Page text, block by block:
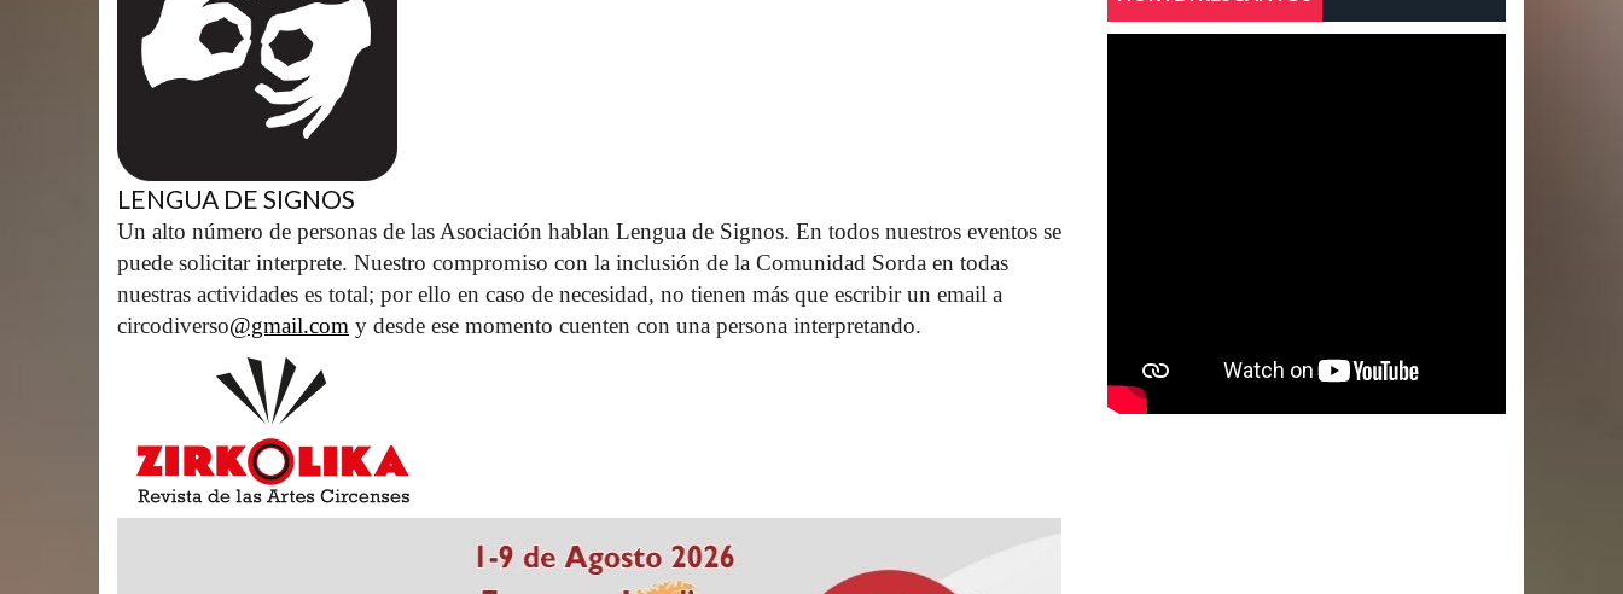
LENGUA DE SIGNOS
Un alto número de personas de las Asociación hablan Lengua de Signos. En todos nuestros eventos se
puede solicitar interprete. Nuestro compromiso con la inclusión de la Comunidad Sorda en todas
nuestras actividades es total; por ello en caso de necesidad, no tienen más que escribir un email a
circodiverso@gmail.com y desde ese momento cuenten con una persona interpretando.